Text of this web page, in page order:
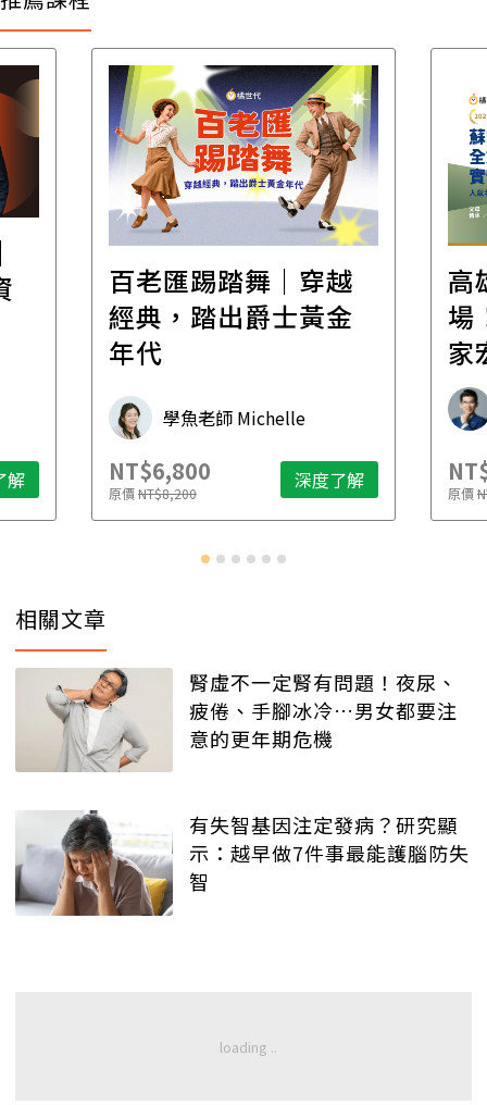
解
百老匯踢踏舞｜穿越
經典，踏出爵士黃金
年代
學魚老師 Michelle
NT$6,800
原價NT$8,200 深度了解
高
場
家
承
原價
相關文章
腎虛不一定腎有問題！夜尿、
疲倦、手腳冰冷…男女都要注
意的更年期危機
有失智基因注定發病？研究顯
示：越早做7件事最能護腦防失
智